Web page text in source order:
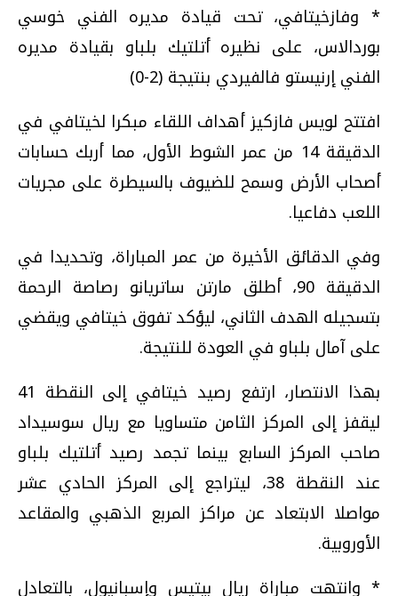
* وفازخيتافي، تحت قيادة مديره الفني خوسي
بوردالاس، على نظيره أتلتيك بلباو بقيادة مديره
الفني إرنيستو فالفيردي بنتيجة (2-0)
افتتح لويس فازكيز أهداف اللقاء مبكرا لخيتافي في
الدقيقة 14 من عمر الشوط الأول، مما أربك حسابات
أصحاب الأرض وسمح للضيوف بالسيطرة على مجريات
اللعب دفاعيا.
وفي الدقائق الأخيرة من عمر المباراة، وتحديدا في
الدقيقة 90، أطلق مارتن ساتريانو رصاصة الرحمة
بتسجيله الهدف الثاني، ليؤكد تفوق خيتافي ويقضي
على آمال بلباو في العودة للنتيجة.
بهذا الانتصار، ارتفع رصيد خيتافي إلى النقطة 41
ليقفز إلى المركز الثامن متساويا مع ريال سوسيداد
صاحب المركز السابع بينما تجمد رصيد أتلتيك بلباو
عند النقطة 38، ليتراجع إلى المركز الحادي عشر
مواصلا الابتعاد عن مراكز المربع الذهبي والمقاعد
الأوروبية.
* وانتهت مباراة ريال بيتيس وإسبانيول، بالتعادل